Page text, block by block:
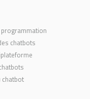
chatbots
chatbot